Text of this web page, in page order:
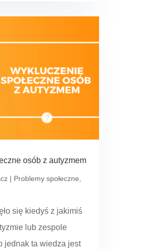
osób z autyzmem
| Problemy społeczne,
się kiedyś z jakimiś
lub zespole
jednak ta wiedza jest